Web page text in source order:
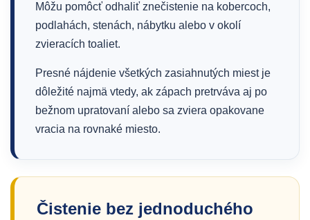
Môžu pomôcť odhaliť znečistenie na kobercoch,
podlahách, stenách, nábytku alebo v okolí
zvieracích toaliet.
Presné nájdenie všetkých zasiahnutých miest je
dôležité najmä vtedy, ak zápach pretrváva aj po
bežnom upratovaní alebo sa zviera opakovane
vracia na rovnaké miesto.
Čistenie bez jednoduchého